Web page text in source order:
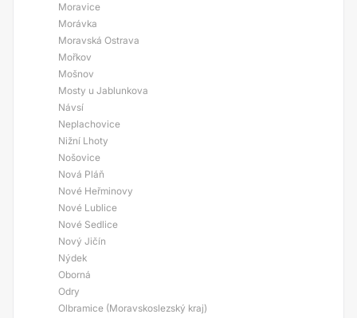
Moravice
Morávka
Moravská Ostrava
Mořkov
Mošnov
Mosty u Jablunkova
Návsí
Neplachovice
Nižní Lhoty
Nošovice
Nová Pláň
Nové Heřminovy
Nové Lublice
Nové Sedlice
Nový Jičín
Nýdek
Oborná
Odry
Olbramice (Moravskoslezský kraj)